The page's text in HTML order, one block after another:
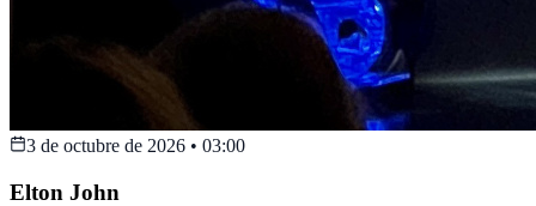
3 de octubre de 2026 • 03:00
Elton John